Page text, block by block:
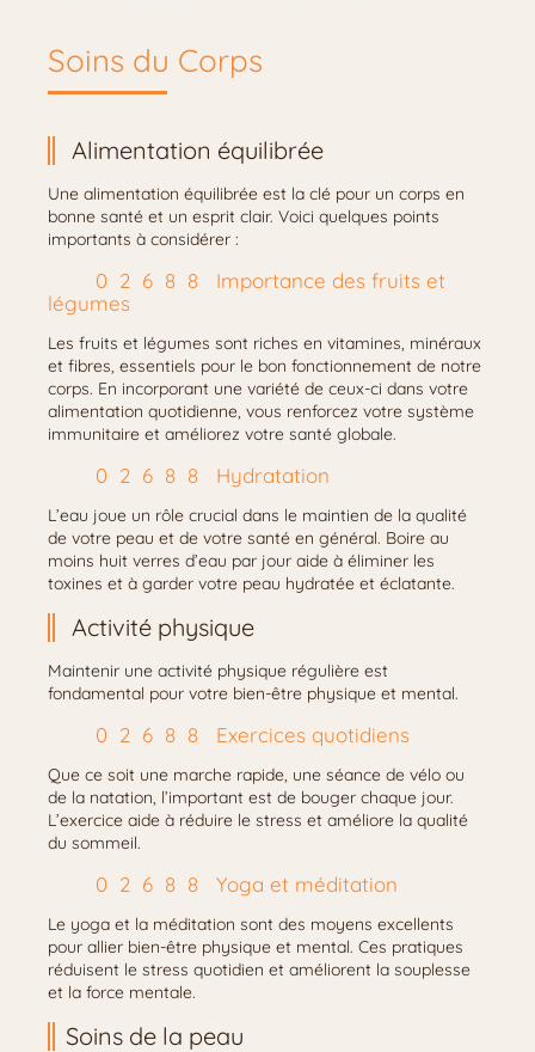
Soins du Corps
Alimentation équilibrée
Une alimentation équilibrée est la clé pour un corps en
bonne santé et un esprit clair. Voici quelques points
importants à considérer :
Importance des fruits et
légumes
Les fruits et légumes sont riches en vitamines, minéraux
et fibres, essentiels pour le bon fonctionnement de notre
corps. En incorporant une variété de ceux-ci dans votre
alimentation quotidienne, vous renforcez votre système
immunitaire et améliorez votre santé globale.
Hydratation
L’eau joue un rôle crucial dans le maintien de la qualité
de votre peau et de votre santé en général. Boire au
moins huit verres d’eau par jour aide à éliminer les
toxines et à garder votre peau hydratée et éclatante.
Activité physique
Maintenir une activité physique régulière est
fondamental pour votre bien-être physique et mental.
Exercices quotidiens
Que ce soit une marche rapide, une séance de vélo ou
de la natation, l’important est de bouger chaque jour.
L’exercice aide à réduire le stress et améliore la qualité
du sommeil.
Yoga et méditation
Le yoga et la méditation sont des moyens excellents
pour allier bien-être physique et mental. Ces pratiques
réduisent le stress quotidien et améliorent la souplesse
et la force mentale.
Soins de la peau